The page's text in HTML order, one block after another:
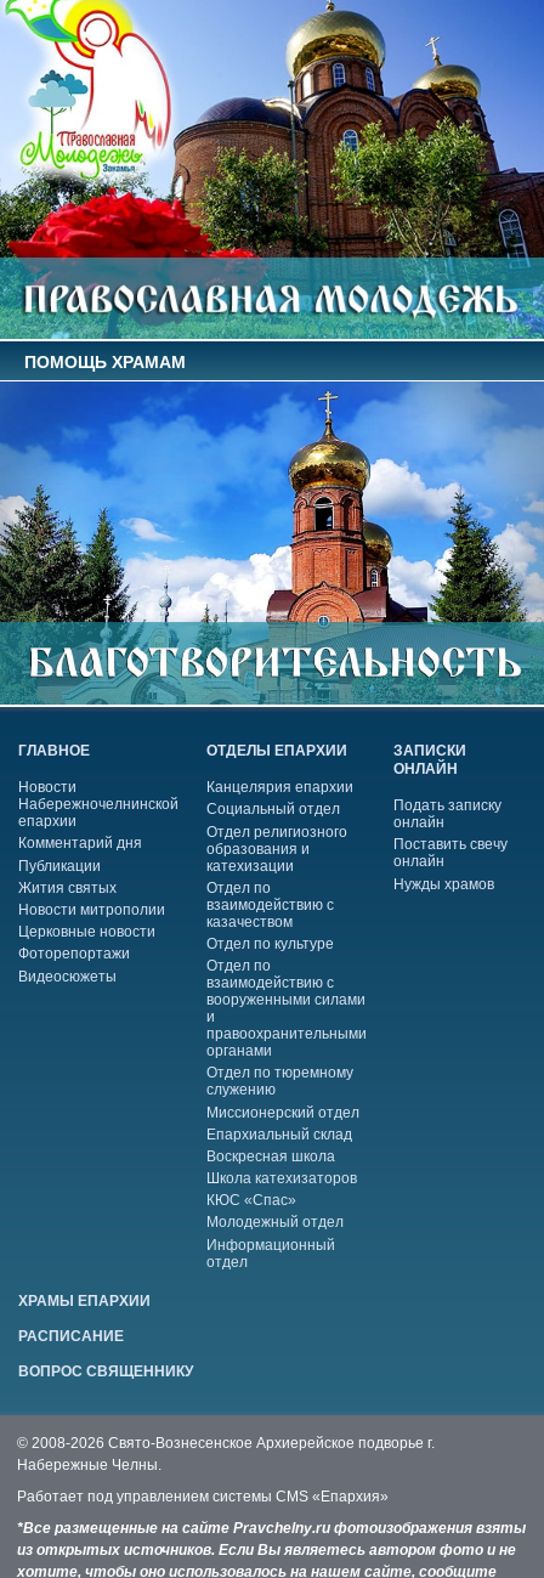
ПОМОЩЬ ХРАМАМ
ГЛАВНОЕ
Новости
Набережночелнинской
епархии
Комментарий дня
Публикации
Жития святых
Новости митрополии
Церковные новости
Фоторепортажи
Видеосюжеты
ОТДЕЛЫ ЕПАРХИИ
Канцелярия епархии
Социальный отдел
Отдел религиозного
образования и
катехизации
Отдел по
взаимодействию с
казачеством
Отдел по культуре
Отдел по
взаимодействию с
вооруженными силами
и
правоохранительными
органами
Отдел по тюремному
служению
Миссионерский отдел
Епархиальный склад
Воскресная школа
Школа катехизаторов
КЮС «Спас»
Молодежный отдел
Информационный
отдел
ЗАПИСКИ
ОНЛАЙН
Подать записку
онлайн
Поставить свечу
онлайн
Нужды храмов
ХРАМЫ ЕПАРХИИ
РАСПИСАНИЕ
ВОПРОС СВЯЩЕННИКУ
© 2008-2026 Свято-Вознесенское Архиерейское подворье г.
Набережные Челны.
Работает под управлением системы CMS «Епархия»
*Все размещенные на сайте Pravchelny.ru фотоизображения взяты
из открытых источников. Если Вы являетесь автором фото и не
хотите, чтобы оно использовалось на нашем сайте, сообщите